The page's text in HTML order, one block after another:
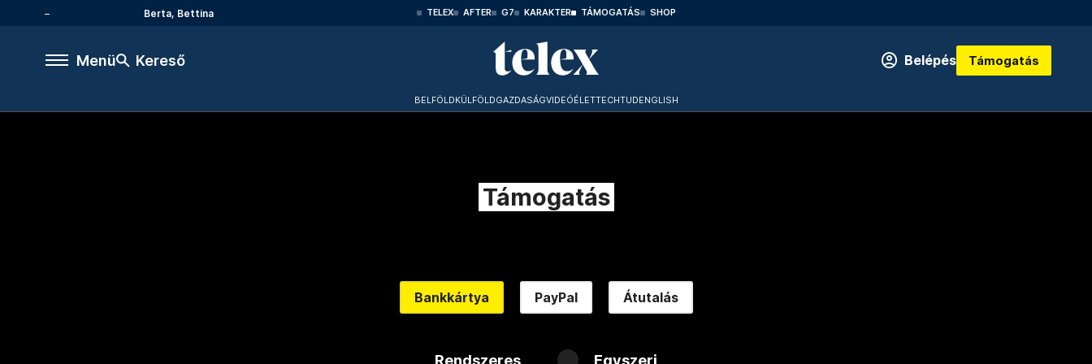
Berta, Bettina TELEX AFTER G7 KARAKTER TÁMOGATÁS SHOP
Menü Kereső Belépés Támogatás
BELFÖLDKÜLFÖLDGAZDASÁGVIDEÓÉLETTECHTUDENGLISH
Támogatás
Bankkártya PayPal Átutalás
Rendszeres Egyszeri